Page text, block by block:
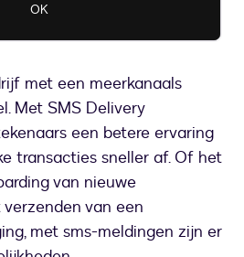
OK
met een meerkanaals
Met SMS Delivery
een betere ervaring
transacties sneller af. Of het
van nieuwe
van een
met sms-meldingen zijn er